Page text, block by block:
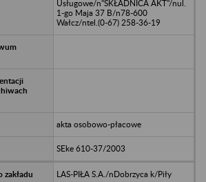
Usługowe/n"SKŁADNICA AKT"/nul.
1-go Maja 37 B/n78-600
Wałcz/ntel.(0-67) 258-36-19
akta osobowo-płacowe
SEke 610-37/2003
LAS-PIŁA S.A./nDobrzyca k/Piły